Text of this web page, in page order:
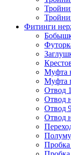
Фитинги
Муфта
Муфта
Отвод
Отвод
Отвод
Отвод
Пробка